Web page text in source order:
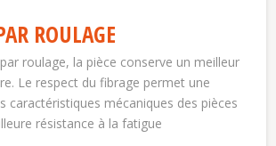
ROULAGE
roulage, la pièce conserve un meilleur
Le respect du fibrage permet une
caractéristiques mécaniques des pièces
résistance à la fatigue